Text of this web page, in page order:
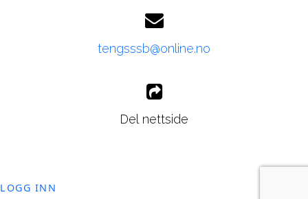
tengsssb@online.no
Del nettside
LOGG INN